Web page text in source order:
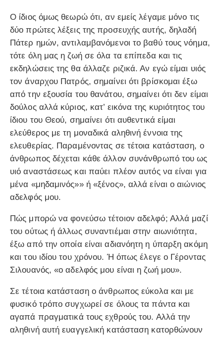
Ο ίδιος όμως θεωρώ ότι, αν εμείς λέγαμε μόνο τις
δύο πρώτες λέξεις της προσευχής αυτής, δηλαδή
Πάτερ ημών, αντιλαμβανόμενοι το βαθύ τους νόημα,
τότε όλη μας η ζωή σε όλα τα επίπεδα και τις
εκδηλώσεις της θα άλλαζε ριζικά. Αν εγώ είμαι υιός
τον άναρχου Πατρός, σημαίνει ότι βρίσκομαι έξω
από την εξουσία του θανάτου, σημαίνει ότι δεν είμαι
δούλος αλλά κύριος, κατ’ εικόνα της κυριότητος του
ίδιου του Θεού, σημαίνει ότι αυθεντικά είμαι
ελεύθερος με τη μοναδικά αληθινή έννοια της
ελευθερίας. Παραμένοντας σε τέτοια κατάσταση, ο
άνθρωπος δέχεται κάθε άλλον συνάνθρωπό του ως
υιό αναστάσεως και παύει πλέον αυτός να είναι για
μένα «μηδαμινός»» ή «ξένος», αλλά είναι ο αιώνιος
αδελφός μου.
Πώς μπορώ να φονεύσω τέτοιον αδελφό; Αλλά μαζί
του ούτως ή άλλως συναντιέμαι στην αιωνιότητα,
έξω από την οποία είναι αδιανόητη η ύπαρξη ακόμη
και του ιδίου του χρόνου. Ή όπως έλεγε ο Γέροντας
Σιλουανός, «ο αδελφός μου είναι η ζωή μου».
Σε τέτοια κατάσταση ο άνθρωπος εύκολα και με
φυσικό τρόπο συγχωρεί σε όλους τα πάντα και
αγαπά πραγματικά τους εχθρούς του. Αλλά την
αληθινή αυτή ευαγγελική κατάσταση κατορθώνουν